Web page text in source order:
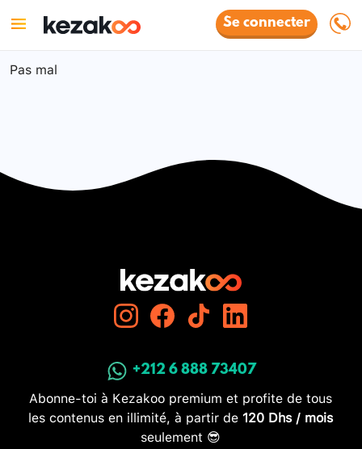
Se connecter
Pas mal
+212 6 888 73407
Abonne-toi à Kezakoo premium et profite de tous
les contenus en illimité, à partir de 120 Dhs / mois
seulement 😎